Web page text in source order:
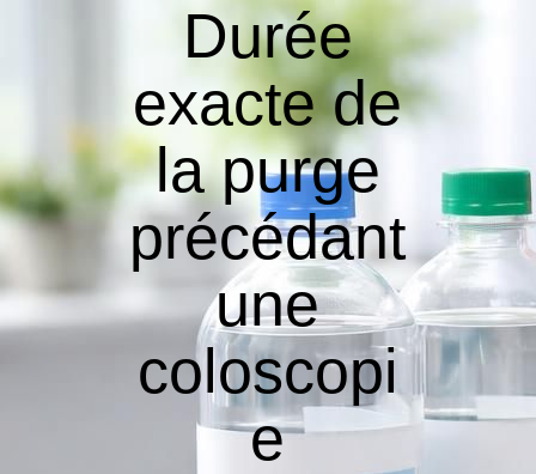
Durée
exacte de
la purge
précédant
une
coloscopi
e